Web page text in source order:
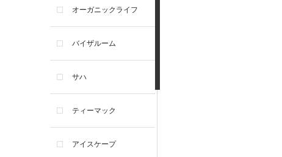
オーガニックライフ
バイザルーム
サハ
ティーマック
アイスケープ